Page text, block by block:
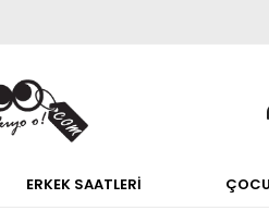
ERKEK SAATLERİ